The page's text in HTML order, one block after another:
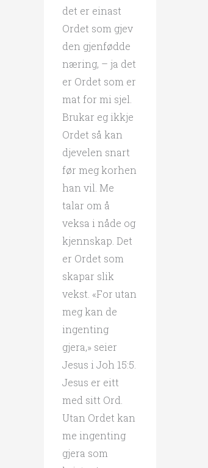
det er einast
Ordet som gjev
den gjenfødde
næring, – ja det
er Ordet som er
mat for mi sjel.
Brukar eg ikkje
Ordet så kan
djevelen snart
før meg korhen
han vil. Me
talar om å
veksa i nåde og
kjennskap. Det
er Ordet som
skapar slik
vekst. «For utan
meg kan de
ingenting
gjera,» seier
Jesus i Joh 15:5.
Jesus er eitt
med sitt Ord.
Utan Ordet kan
me ingenting
gjera som